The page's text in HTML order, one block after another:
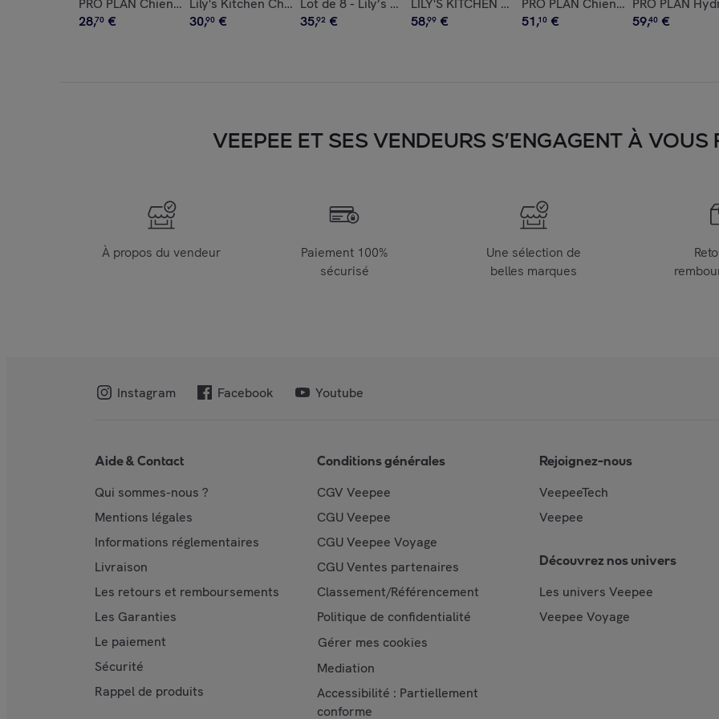
PRO PLAN Chien Small&Mini Adult Everyday Nutrition Poulet 3KG
28,70 €
Lily's Kitchen Chat Friandises au poulet 60g - Lot de 10
30,90 €
Lot de 8 - Lily’s Kitchen Friandises pour chiens Bouchées de dinde de
35,92 €
LILY'S KITCHEN Chien Countryside Casserole
58,99 €
PRO PLAN Chien All Sizes Adult
51,10 €
PRO PLAN
59,40 €
VEEPEE ET SES VENDEURS S’ENGAGENT À VOUS
À propos du vendeur
Paiement 100%
sécurisé
Une sélection de
belles marques
Instagram Facebook Youtube
Aide & Contact
Qui sommes-nous ?
Mentions légales
Informations réglementaires
Livraison
Les retours et remboursements
Les Garanties
Le paiement
Sécurité
Rappel de produits
Conditions générales
CGV Veepee
CGU Veepee
CGU Veepee Voyage
CGU Ventes partenaires
Classement/Référencement
Politique de confidentialité
Gérer mes cookies
Mediation
Accessibilité : Partiellement
conforme
Rejoignez-nous
VeepeeTech
Veepee
Découvrez nos univers
Les univers Veepee
Veepee Voyage